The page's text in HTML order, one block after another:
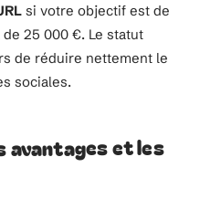
si votre objectif est de
25 000 €. Le statut
de réduire nettement le
sociales.
avantages et les